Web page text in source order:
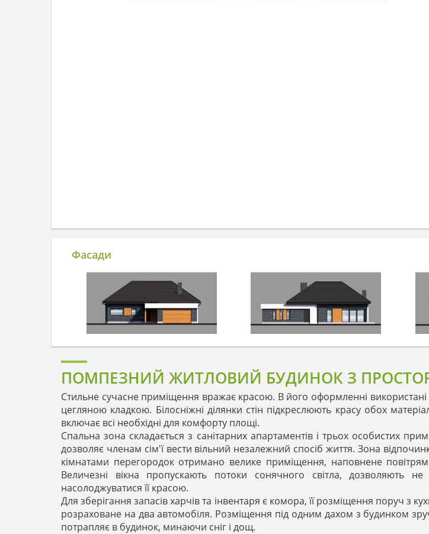
Фасади
ПОМПЕЗНИЙ ЖИТЛОВИЙ БУДИНОК З
Стильне сучасне приміщення вражає красою. В його оформленні
цегляною кладкою. Білосніжні ділянки стін підкреслюють красу обох
включає всі необхідні для комфорту площі.
Спальна зона складається з санітарних апартаментів і трьох особистих
дозволяє членам сім'ї вести вільний незалежний спосіб життя. Зона
кімнатами перегородок отримано велике приміщення, наповнене
Величезні вікна пропускають потоки сонячного світла, дозволяють
насолоджуватися її красою.
Для зберігання запасів харчів та інвентаря є комора, її розміщення поруч з
розраховане на два автомобіля. Розміщення під одним дахом з будинком
потрапляє в будинок, минаючи сніг і дощ.